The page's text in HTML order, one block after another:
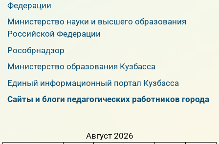
Федерации
Министерство науки и высшего образования
Российской Федерации
Рособрнадзор
Министерство образования Кузбасса
Единый информационный портал Кузбасса
Сайты и блоги педагогических работников города
Август 2026